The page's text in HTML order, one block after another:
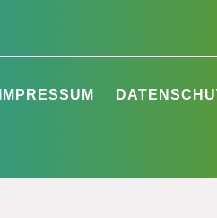
IMPRESSUM